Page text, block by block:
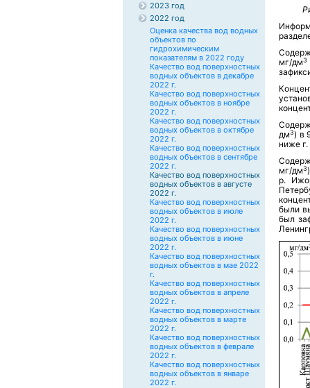
2023 год
2022 год
Оценка качества вод водных
объектов по
гидрохимическим
показателям в 2022 году
Качество вод поверхностных
водных объектов в декабре
2022 г.
Качество вод поверхностных
водных объектов в ноябре
2022 г.
Качество вод поверхностных
водных объектов в октябре
2022 г.
Качество вод поверхностных
водных объектов в сентябре
2022 г.
Качество вод поверхностных
водных объектов в августе
2022 г.
Качество вод поверхностных
водных объектов в июле
2022 г.
Качество вод поверхностных
водных объектов в июне
2022 г.
Качество вод поверхностных
водных объектов в мае 2022
г.
Качество вод поверхностных
водных объектов в апреле
2022 г.
Качество вод поверхностных
водных объектов в марте
2022 г.
Качество вод поверхностных
водных объектов в феврале
2022 г.
Качество вод поверхностных
водных объектов в январе
2022 г.
мг/дм3
дм3) в
ниже
мг/дм3
р.
были
был